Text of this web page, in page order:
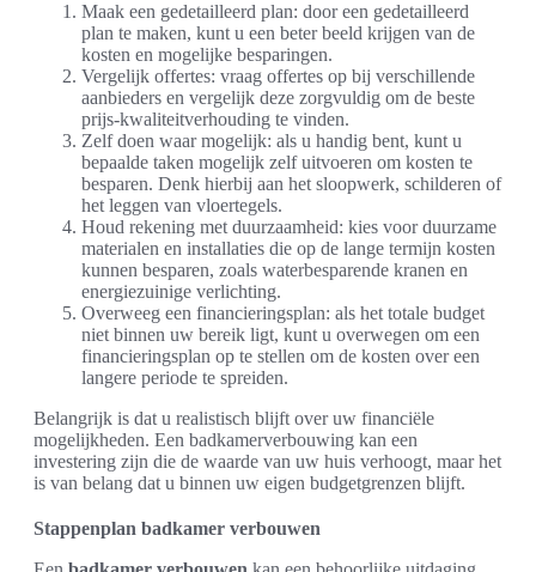
Maak een gedetailleerd plan: door een gedetailleerd
plan te maken, kunt u een beter beeld krijgen van de
kosten en mogelijke besparingen.
Vergelijk offertes: vraag offertes op bij verschillende
aanbieders en vergelijk deze zorgvuldig om de beste
prijs-kwaliteitverhouding te vinden.
Zelf doen waar mogelijk: als u handig bent, kunt u
bepaalde taken mogelijk zelf uitvoeren om kosten te
besparen. Denk hierbij aan het sloopwerk, schilderen of
het leggen van vloertegels.
Houd rekening met duurzaamheid: kies voor duurzame
materialen en installaties die op de lange termijn kosten
kunnen besparen, zoals waterbesparende kranen en
energiezuinige verlichting.
Overweeg een financieringsplan: als het totale budget
niet binnen uw bereik ligt, kunt u overwegen om een
financieringsplan op te stellen om de kosten over een
langere periode te spreiden.
Belangrijk is dat u realistisch blijft over uw financiële
mogelijkheden. Een badkamerverbouwing kan een
investering zijn die de waarde van uw huis verhoogt, maar het
is van belang dat u binnen uw eigen budgetgrenzen blijft.
Stappenplan badkamer verbouwen